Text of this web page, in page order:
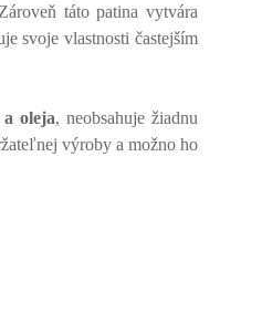
táto patina vytvára
svoje vlastnosti častejším
a oleja, neobsahuje žiadnu
výroby a možno ho